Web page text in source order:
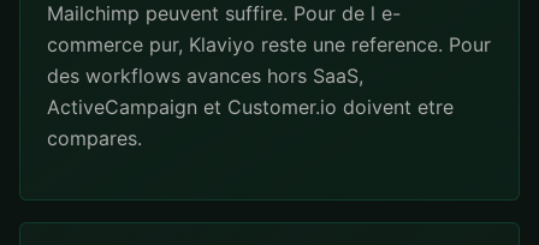
Mailchimp peuvent suffire. Pour de l e-
commerce pur, Klaviyo reste une reference. Pour
des workflows avances hors SaaS,
ActiveCampaign et Customer.io doivent etre
compares.